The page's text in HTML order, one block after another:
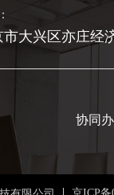
市大兴区亦庄经
协同